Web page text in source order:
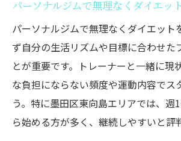
パーソナルジムで無理なくダイエッ
パーソナルジムで無理なくダイエット
ず自分の生活リズムや目標に合わせた
とが重要です。トレーナーと一緒に現
な負担にならない頻度や運動内容でス
う。特に墨田区東向島エリアでは、週
ら始める方が多く、継続しやすいと評